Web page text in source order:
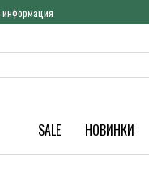
информация
SALE НОВИНКИ